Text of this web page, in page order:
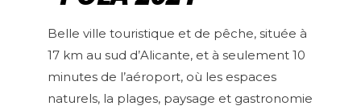
Belle ville touristique et de pêche, située à
17 km au sud d’Alicante, et à seulement 10
minutes de l’aéroport, où les espaces
naturels, la plages, paysage et gastronomie